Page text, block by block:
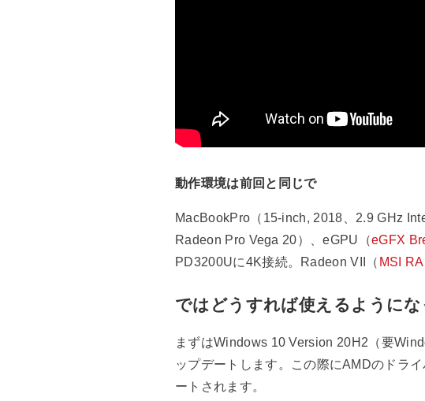
動作環境は前回と同じで
MacBookPro（15-inch, 2018、2.9 GHz
Radeon Pro Vega 20）、eGPU（eGFX
PD3200Uに4K接続。Radeon VII（ MSI
ではどうすれば使えるようにな
まずはWindows 10 Version 20H2（要
ップデートします。この際にAMDのドラ
ートされます。